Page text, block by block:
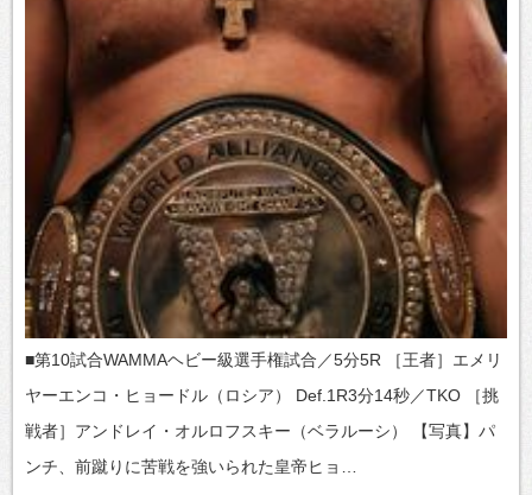
■第10試合WAMMAヘビー級選手権試合／5分5R ［王者］エメリ
ヤーエンコ・ヒョードル（ロシア） Def.1R3分14秒／TKO ［挑
戦者］アンドレイ・オルロフスキー（ベラルーシ） 【写真】パ
ンチ、前蹴りに苦戦を強いられた皇帝ヒョ…